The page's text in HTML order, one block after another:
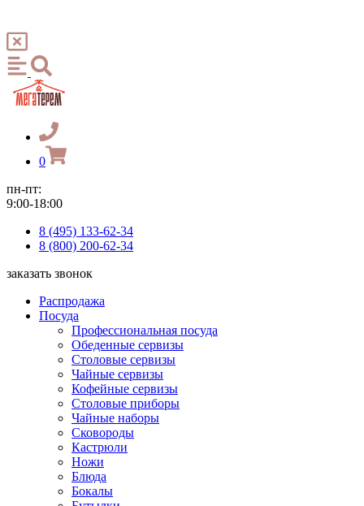
0
пн-пт:
9:00-18:00
8 (495) 133-62-34
8 (800) 200-62-34
заказать звонок
Распродажа
Посуда
Профессиональная посуда
Обеденные сервизы
Столовые сервизы
Чайные сервизы
Кофейные сервизы
Столовые приборы
Чайные наборы
Сковороды
Кастрюли
Ножи
Блюда
Бокалы